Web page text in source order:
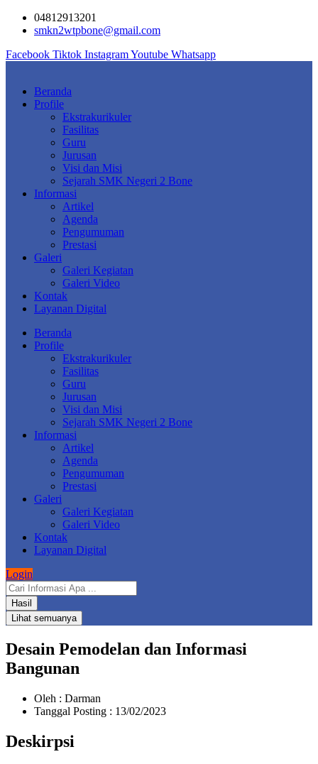
Skip
04812913201
smkn2wtpbone@gmail.com
Facebook Tiktok InstagramYoutube Whatsapp
Beranda
Profile
Ekstrakurikuler
Fasilitas
Guru
Jurusan
Visi dan Misi
Sejarah SMK Negeri 2 Bone
Informasi
Artikel
Agenda
Pengumuman
Prestasi
Galeri
Galeri Kegiatan
Galeri Video
Kontak
Layanan Digital
Beranda
Profile
Ekstrakurikuler
Fasilitas
Guru
Jurusan
Visi dan Misi
Sejarah SMK Negeri 2 Bone
Informasi
Artikel
Agenda
Pengumuman
Prestasi
Galeri
Galeri Kegiatan
Galeri Video
Kontak
Layanan Digital
Login
Search
...Hasil
Lihat semuanya
Desain Pemodelan dan Informasi
Bangunan
Oleh : Darman
Tanggal Posting : 13/02/2023
Deskirpsi